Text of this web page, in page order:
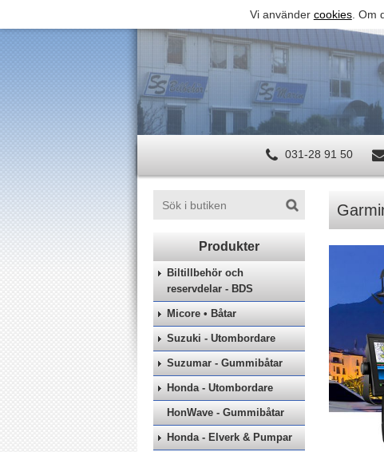
Vi använder cookies. Om
031-28 91 50
Biltillbehör och
reservdelar - BDS
Micore • Båtar
Suzuki - Utombordare
Suzumar - Gummibåtar
Honda - Utombordare
HonWave - Gummibåtar
Honda - Elverk & Pumpar